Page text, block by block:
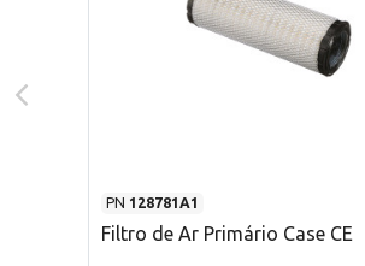
PN 128781A1
Filtro de Ar Primário Case CE